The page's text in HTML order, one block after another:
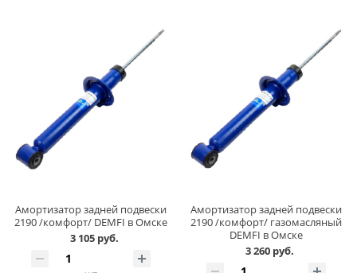
Амортизатор задней подвески
2190 /комфорт/ DEMFI в Омске
3 105 руб.
Амортизатор задней подвески
2190 /комфорт/ газомасляный
DEMFI в Омске
3 260 руб.